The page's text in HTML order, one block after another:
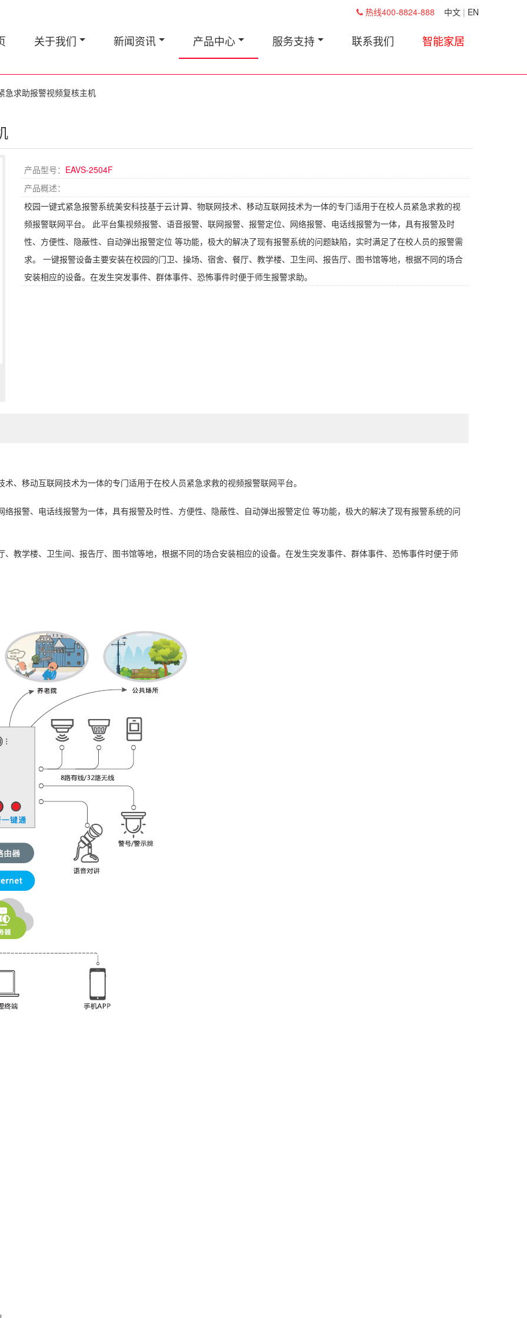
中文 | EN
热线400-8824-888
关于我们 新闻资讯 产品中心 服务支持 联系我们 智能家居
急求助报警视频复核主机
产品型号： EAVS-2504F
产品概述：
校园一键式紧急报警系统美安科技基于云计算、物联网技术、移动互联网技术为一体的专门适用于在校人员紧急求救的视
频报警联网平台。 此平台集视频报警、语音报警、联网报警、报警定位、网络报警、电话线报警为一体，具有报警及时
性、方便性、隐蔽性、自动弹出报警定位 等功能，极大的解决了现有报警系统的问题缺陷，实时满足了在校人员的报警需
求。 一键报警设备主要安装在校园的门卫、操场、宿舍、餐厅、教学楼、卫生间、报告厅、图书馆等地，根据不同的场合
安装相应的设备。在发生突发事件、群体事件、恐怖事件时便于师生报警求助。
、移动互联网技术为一体的专门适用于在校人员紧急求救的视频报警联网平台。
报警、电话线报警为一体，具有报警及时性、方便性、隐蔽性、自动弹出报警定位 等功能，极大的解决了现有报警系统的问
教学楼、卫生间、报告厅、图书馆等地，根据不同的场合安装相应的设备。在发生突发事件、群体事件、恐怖事件时便于师